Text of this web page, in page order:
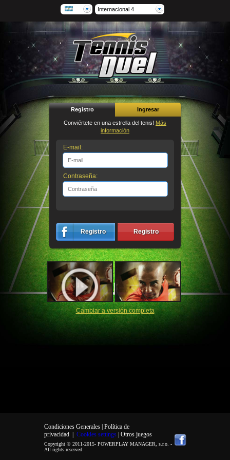
Internacional 4
Registro Ingresar
Conviértete en una estrella del tenis! Más
información
E-mail:
Contraseña:
Registro Registro
Cambiar a versión completa
Condiciones Generales | Política de
privacidad| Cookies settings | Otros juegos
Copyright © 2011-2015- POWERPLAY MANAGER, s.r.o. -
All rights reserved